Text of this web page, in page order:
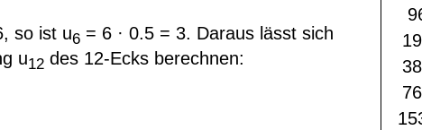
so ist u6 = 6 · 0.5 = 3. Daraus lässt sich
u12 des 12-Ecks berechnen: